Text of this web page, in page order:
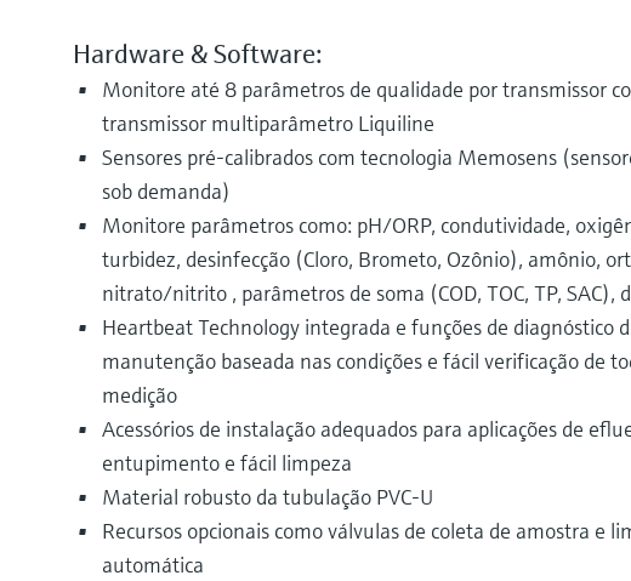
Hardware & Software:
Monitore até 8 parâmetros de qualidade por transmissor
transmissor multiparâmetro Liquiline
Sensores pré-calibrados com tecnologia Memosens
sob demanda)
Monitore parâmetros como: pH/ORP, condutividade,
turbidez, desinfecção (Cloro, Brometo, Ozônio), amônio,
nitrato/nitrito , parâmetros de soma (COD, TOC, TP, SAC),
Heartbeat Technology integrada e funções de diagnóstico
manutenção baseada nas condições e fácil verificação de
medição
Acessórios de instalação adequados para aplicações de
entupimento e fácil limpeza
Material robusto da tubulação PVC-U
Recursos opcionais como válvulas de coleta de amostra e
automática